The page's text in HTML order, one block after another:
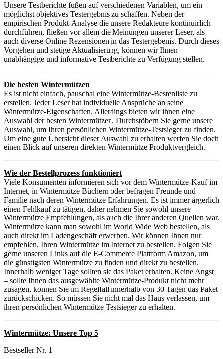
Unsere Testberichte fußen auf verschiedenen Variablen, um ein
möglichst objektives Testergebnis zu schaffen. Neben der
empirischen Produkt-Analyse die unsere Redakteure kontinuirlich
durchführen, fließen vor allem die Meinungen unserer Leser, als
auch diverse Online Rezensionen in das Testergebenis. Durch dieses
Vorgehen und stetige Aktualisierung, können wir Ihnen
unabhängige und informative Testberichte zu Verfügung stellen.
Die besten Wintermützen
Es ist nicht einfach, pauschal eine Wintermütze-Bestenliste zu
erstellen. Jeder Leser hat individuelle Ansprüche an seine
Wintermütze-Eigenschaften. Allerdings bieten wir ihnen eine
Auswahl der besten Wintermützen. Durchstöbern Sie gerne unsere
Auswahl, um Ihren persönlichen Wintermütze-Testsieger zu finden.
Um eine gute Übersicht dieser Auswahl zu erhalten werfen Sie doch
einen Blick auf unseren direkten Wintermütze Produktvergleich.
Wie der Bestellprozess funktioniert
Viele Konsumenten informieren sich vor dem Wintermütze-Kauf im
Internet, in Wintermütze Büchern oder befragen Freunde und
Familie nach deren Wintermütze Erfahrungen. Es ist immer ärgerlich
einen Fehlkauf zu tätigen, daher nehmen Sie sowohl unsere
Wintermütze Empfehlungen, als auch die Ihrer anderen Quellen war.
Wintermütze kann man sowohl im World Wide Web bestellen, als
auch direkt im Ladengeschäft erwerben. Wir können Ihnen nur
empfehlen, Ihren Wintermütze im Internet zu bestellen. Folgen Sie
gerne unseren Links auf die E-Commerce Plattform Amazon, um
die günstigsten Wintermütze zu finden und direkt zu bestellen.
Innerhalb weniger Tage sollten sie das Paket erhalten. Keine Angst
– sollte Ihnen das ausgewählte Wintermütze-Produkt nicht mehr
zusagen, können Sie im Regelfall innerhalb von 30 Tagen das Paket
zurückschicken. So müssen Sie nicht mal das Haus verlassen, um
ihren persönlichen Wintermütze Testsieger zu erhalten.
Wintermütze: Unsere Top 5
Bestseller Nr. 1